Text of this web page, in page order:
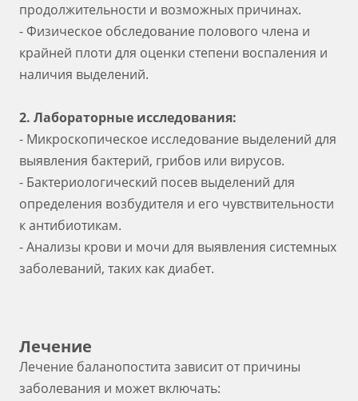
продолжительности и возможных причинах.
- Физическое обследование полового члена и
крайней плоти для оценки степени воспаления и
наличия выделений.
2. Лабораторные исследования:
- Микроскопическое исследование выделений для
выявления бактерий, грибов или вирусов.
- Бактериологический посев выделений для
определения возбудителя и его чувствительности
к антибиотикам.
- Анализы крови и мочи для выявления системных
заболеваний, таких как диабет.
Лечение
Лечение баланопостита зависит от причины
заболевания и может включать: